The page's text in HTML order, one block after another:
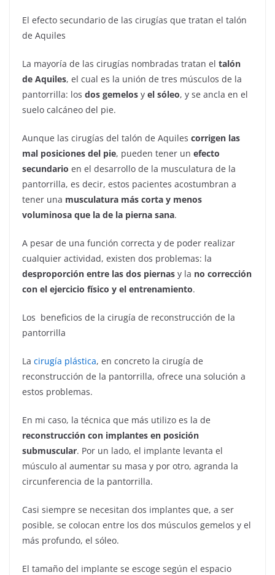
El efecto secundario de las cirugías que tratan el talón
de Aquiles
La mayoría de las cirugías nombradas tratan el talón
de Aquiles, el cual es la unión de tres músculos de la
pantorrilla: los dos gemelos y el sóleo, y se ancla en el
suelo calcáneo del pie.
Aunque las cirugías del talón de Aquiles corrigen las
mal posiciones del pie, pueden tener un efecto
secundario en el desarrollo de la musculatura de la
pantorrilla, es decir, estos pacientes acostumbran a
tener una musculatura más corta y menos
voluminosa que la de la pierna sana.
A pesar de una función correcta y de poder realizar
cualquier actividad, existen dos problemas: la
desproporción entre las dos piernas y la no corrección
con el ejercicio físico y el entrenamiento.
Los beneficios de la cirugía de reconstrucción de la
pantorrilla
La cirugía plástica, en concreto la cirugía de
reconstrucción de la pantorrilla, ofrece una solución a
estos problemas.
En mi caso, la técnica que más utilizo es la de
reconstrucción con implantes en posición
submuscular. Por un lado, el implante levanta el
músculo al aumentar su masa y por otro, agranda la
circunferencia de la pantorrilla.
Casi siempre se necesitan dos implantes que, a ser
posible, se colocan entre los dos músculos gemelos y el
más profundo, el sóleo.
El tamaño del implante se escoge según el espacio